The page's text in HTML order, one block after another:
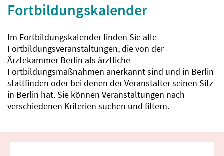
Fortbildungskalender
Im Fortbildungskalender finden Sie alle
Fortbildungsveranstaltungen, die von der
Ärztekammer Berlin als ärztliche
Fortbildungsmaßnahmen anerkannt sind und in Berlin
stattfinden oder bei denen der Veranstalter seinen Sitz
in Berlin hat. Sie können Veranstaltungen nach
verschiedenen Kriterien suchen und filtern.
Fortbildungssuche